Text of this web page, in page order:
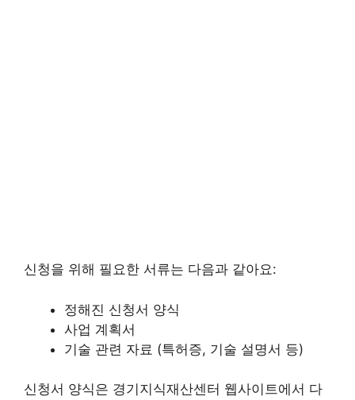
신청을 위해 필요한 서류는 다음과 같아요:
정해진 신청서 양식
사업 계획서
기술 관련 자료 (특허증, 기술 설명서 등)
신청서 양식은 경기지식재산센터 웹사이트에서 다